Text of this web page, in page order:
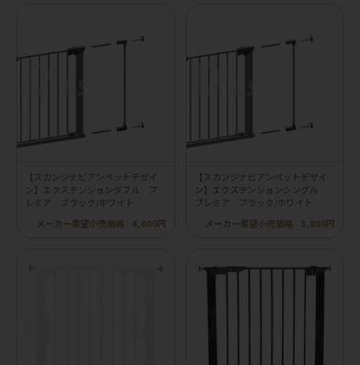
【スカンジナビアンペットデザイ
ン】エクステンションダブル プ
レミア ブラック/ホワイト
メーカー希望小売価格
4,600円
【スカンジナビアンペットデザイ
ン】エクステンションシングル
プレミア ブラック/ホワイト
メーカー希望小売価格
3,800円